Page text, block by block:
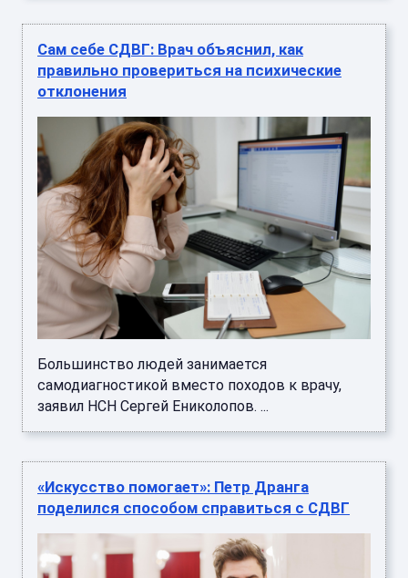
Сам себе СДВГ: Врач объяснил, как
правильно провериться на психические
отклонения
Большинство людей занимается
самодиагностикой вместо походов к врачу,
заявил НСН Сергей Ениколопов. ...
«Искусство помогает»: Петр Дранга
поделился способом справиться с СДВГ